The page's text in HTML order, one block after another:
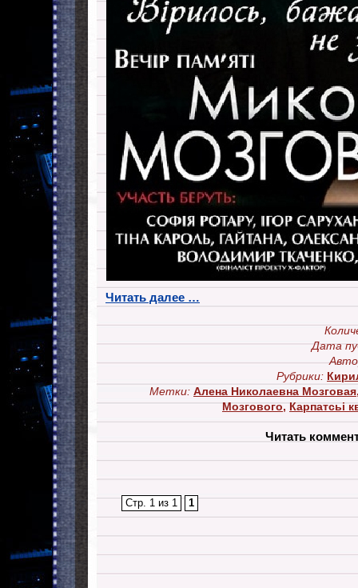
Читать далее …
Дата
Рубрики:
Метки: Алена Николаевна Мозговая
Мозгового,Карпатсьі
Читать
Стр. 1 из 1 1